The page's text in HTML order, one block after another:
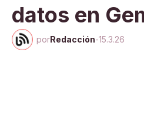
datos en
porRedacción-15.3.26